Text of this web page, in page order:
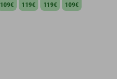
109€ 119€ 119€ 109€